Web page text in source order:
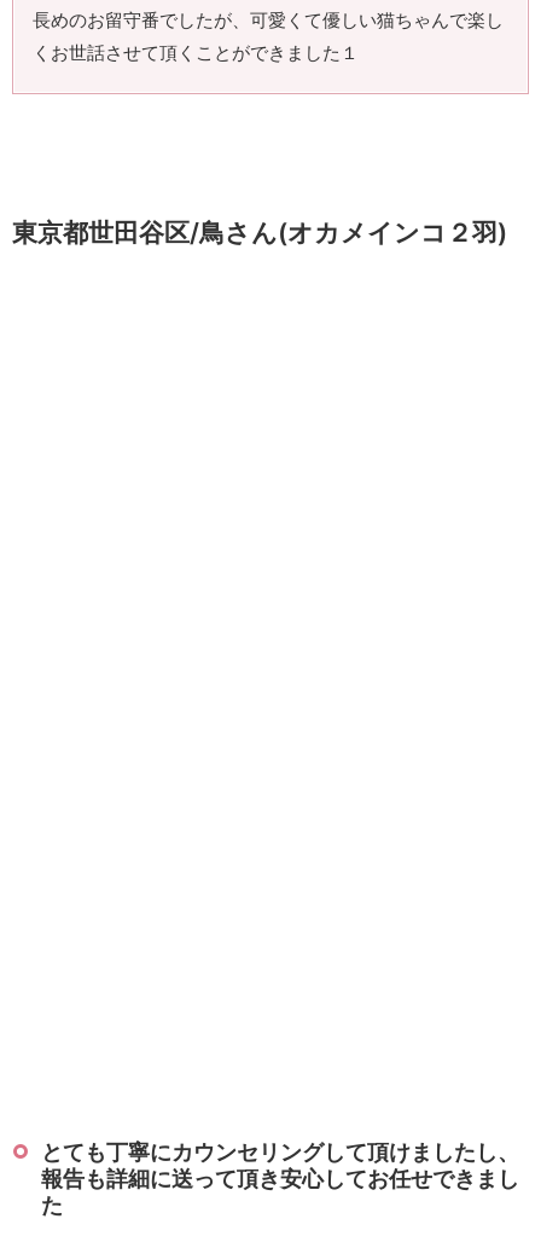
長めのお留守番でしたが、可愛くて優しい猫ちゃんで楽し
くお世話させて頂くことができました１
東京都世田谷区/鳥さん(オカメインコ２羽)
とても丁寧にカウンセリングして頂けましたし、
報告も詳細に送って頂き安心してお任せできまし
た